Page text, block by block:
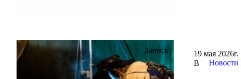
Запись 19 мая 2026г.
В
Новости